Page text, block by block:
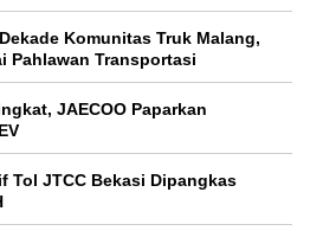
Komunitas Truk Malang,
Pahlawan Transportasi
JAECOO Paparkan
Tol JTCC Bekasi Dipangkas